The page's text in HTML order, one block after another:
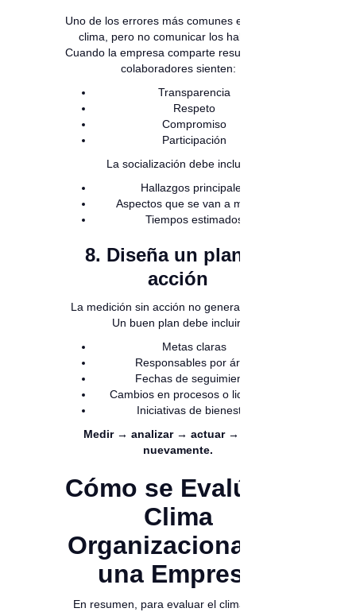
Uno de los errores más comunes es medir el
clima, pero no comunicar los hallazgos.
Cuando la empresa comparte resultados, los
colaboradores sienten:
Transparencia
Respeto
Compromiso
Participación
La socialización debe incluir:
Hallazgos principales
Aspectos que se van a mejorar
Tiempos estimados
8. Diseña un plan de
acción
La medición sin acción no genera impacto.
Un buen plan debe incluir:
Metas claras
Responsables por área
Fechas de seguimiento
Cambios en procesos o liderazgo
Iniciativas de bienestar
Medir → analizar → actuar → medir
nuevamente.
Cómo se Evalúa el
Clima
Organizacional en
una Empresa
En resumen, para evaluar el clima laboral